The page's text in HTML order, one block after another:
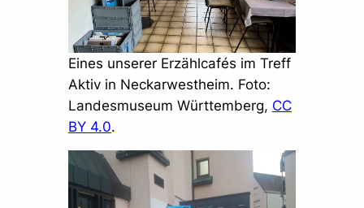
Eines unserer Erzählcafés im Treff
Aktiv in Neckarwestheim. Foto:
Landesmuseum Württemberg, CC
BY 4.0.